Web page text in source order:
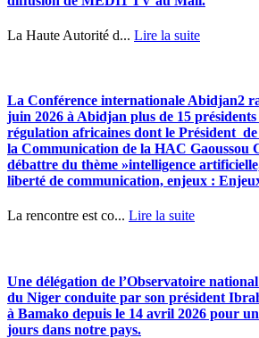
La Haute Autorité d... Lire la suite
La Conférence internationale Abidjan2
juin 2026 à Abidjan plus de 15 présidents
régulation africaines dont le Président
la Communication de la HAC Gaoussou
débattre du thème »intelligence
liberté de communication, enjeux :
La rencontre est co... Lire la suite
Une délégation de l’Observatoire
du Niger conduite par son président
à Bamako depuis le 14 avril 2026 pour
jours dans notre pays.